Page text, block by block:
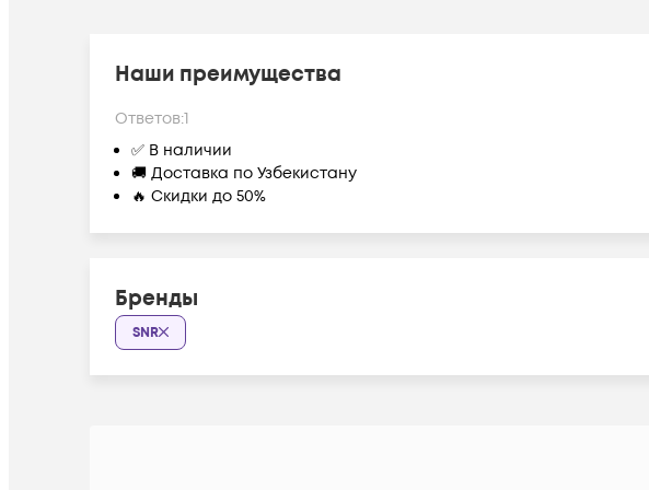
Наши преимущества
Ответов:1
✅ В наличии
🚚 Доставка по Узбекистану
🔥 Скидки до 50%
Бренды
SNR